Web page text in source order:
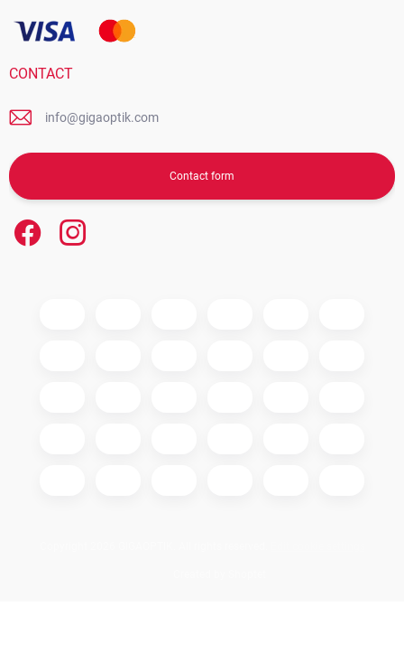
CONTACT
info@gigaoptik.com
Contact form